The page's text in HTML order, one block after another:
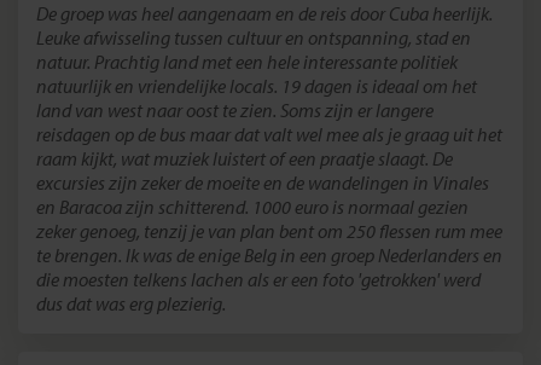
De groep was heel aangenaam en de reis door Cuba heerlijk.
Leuke afwisseling tussen cultuur en ontspanning, stad en
natuur. Prachtig land met een hele interessante politiek
natuurlijk en vriendelijke locals. 19 dagen is ideaal om het
land van west naar oost te zien. Soms zijn er langere
reisdagen op de bus maar dat valt wel mee als je graag uit het
raam kijkt, wat muziek luistert of een praatje slaagt. De
excursies zijn zeker de moeite en de wandelingen in Vinales
en Baracoa zijn schitterend. 1000 euro is normaal gezien
zeker genoeg, tenzij je van plan bent om 250 flessen rum mee
te brengen. Ik was de enige Belg in een groep Nederlanders en
die moesten telkens lachen als er een foto 'getrokken' werd
dus dat was erg plezierig.